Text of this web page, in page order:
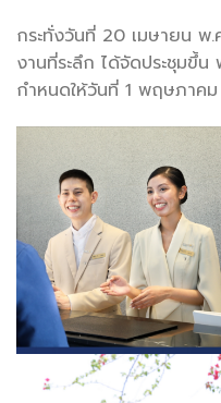
กระทั่งวันที่ 20 เมษายน พ
งานที่ระลึก ได้จัดประชุมขึ้
กำหนดให้วันที่ 1 พฤษภาคม